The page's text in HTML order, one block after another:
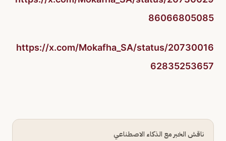
86066805085
https://x.com/Mokafha_SA/status/20730016
62835253657
ناقش الخبر مع الذكاء الاصطناعي